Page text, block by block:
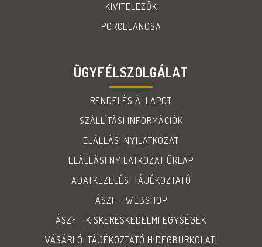
KIVITELEZŐK
PORCELANOSA
ÜGYFÉLSZOLGÁLAT
RENDELÉS ÁLLAPOT
SZÁLLÍTÁSI INFORMÁCIÓK
ELÁLLÁSI NYILATKOZAT
ELÁLLÁSI NYILATKOZAT ŰRLAP
ADATKEZELÉSI TÁJÉKOZTATÓ
ÁSZF - WEBSHOP
ÁSZF - KISKERESKEDELMI EGYSÉGEK
VÁSÁRLÓI TÁJÉKOZTATÓ HIDEGBURKOLATI